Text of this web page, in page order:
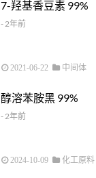
7-羟基香豆素 99%
- 2年前
2021-06-22 中间体
醇溶苯胺黑 99%
- 2年前
2024-10-09 化工原料